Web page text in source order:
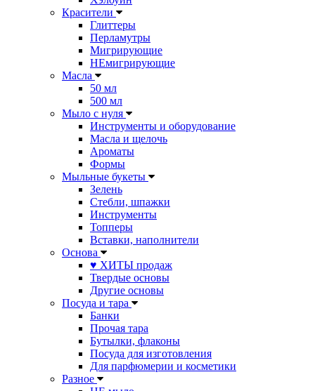
Красители
Глиттеры
Перламутры
Мигрирующие
НЕмигрирующие
Масла
50 мл
500 мл
Мыло с нуля
Инструменты и оборудование
Масла и щелочь
Ароматы
Формы
Мыльные букеты
Зелень
Стебли, шпажки
Инструменты
Топперы
Вставки, наполнители
Основа
♥ ХИТЫ продаж
Твердые основы
Другие основы
Посуда и тара
Банки
Прочая тара
Бутылки, флаконы
Посуда для изготовления
Для парфюмерии и косметики
Разное